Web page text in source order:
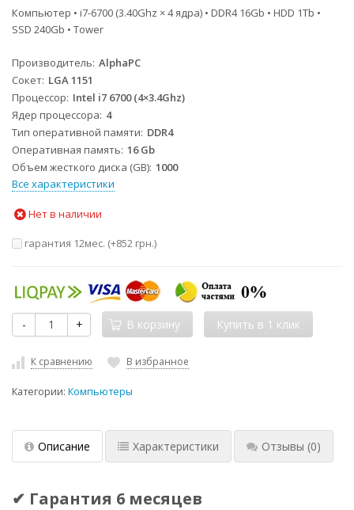
Компьютер • i7-6700 (3.40Ghz × 4 ядра) • DDR4 16Gb • HDD 1Tb •
SSD 240Gb • Tower
Производитель AlphaPC
Сокет LGA 1151
Процессор Intel i7 6700 (4×3.4Ghz)
Ядер процессора 4
Тип оперативной памяти DDR4
Оперативная память 16 Gb
Объем жесткого диска (GB) 1000
Все характеристики
Нет в наличии
гарантия 12мес. (+852 грн.)
- + В корзину
К сравнению В избранное
Категории: Компьютеры
Описание Характеристики Отзывы (0)
✔ Гарантия 6 месяцев